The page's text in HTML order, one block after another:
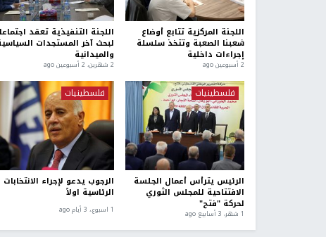
اللجنة المركزية تتابع أوضاع
شعبنا الصعبة وتتخذ سلسلة
إجراءات داخلية
2 أسبوعين ago
اللجنة التنفيذية تعقد اجتماعا
لبحث آخر المستجدات
والميدانية
2 شهرين، 2 أسبوعين ago
فلسطينيات
الرئيس يترأس أعمال الجلسة
الافتتاحية للمجلس الثوري
لحركة "فتح"
1 شهر، 3 أسابيع ago
فلسطينيات
الرجوب يدعو لإجراء الانتخابات
الرئاسية اولاً
1 اسبوع.، 3 أيام ago